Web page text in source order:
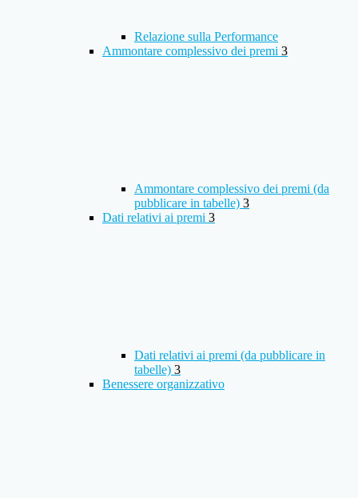
Relazione sulla Performance
Ammontare complessivo dei premi 3
Ammontare complessivo dei premi (da
pubblicare in tabelle) 3
Dati relativi ai premi 3
Dati relativi ai premi (da pubblicare in
tabelle) 3
Benessere organizzativo